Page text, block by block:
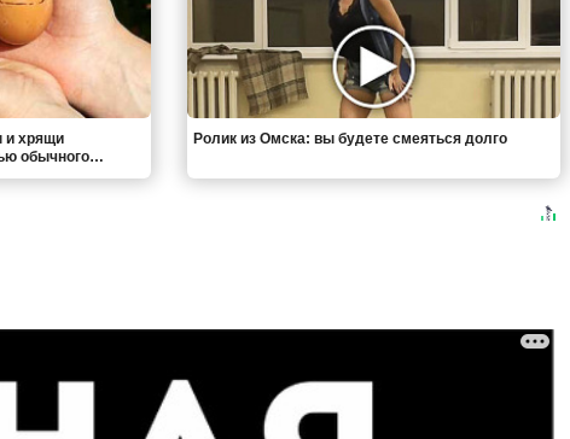
и хрящи
обычного…
Ролик из Омска: вы будете смеяться долго